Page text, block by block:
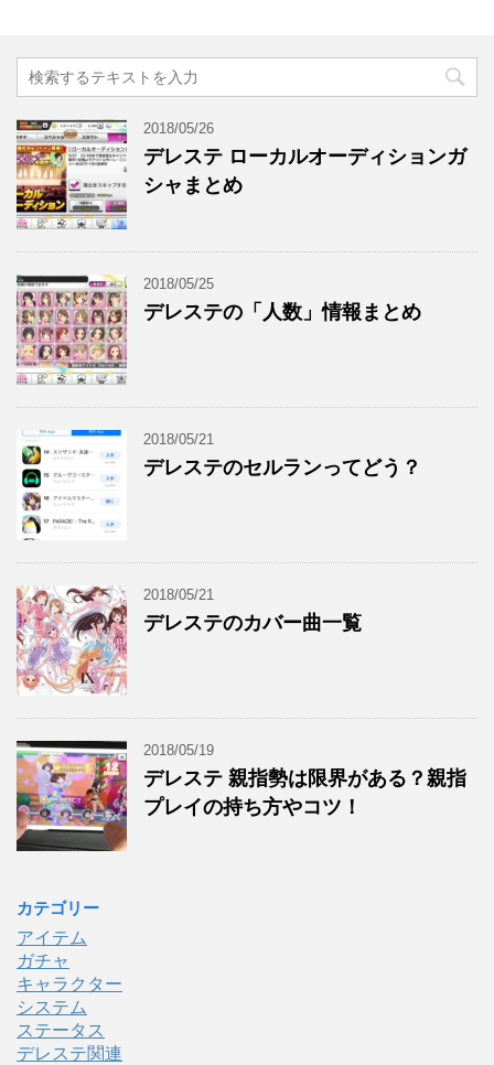
2018/05/26
デレステ ローカルオーディションガ
シャまとめ
2018/05/25
デレステの「人数」情報まとめ
2018/05/21
デレステのセルランってどう？
2018/05/21
デレステのカバー曲一覧
2018/05/19
デレステ 親指勢は限界がある？親指
プレイの持ち方やコツ！
カテゴリー
アイテム
ガチャ
キャラクター
システム
ステータス
デレステ関連